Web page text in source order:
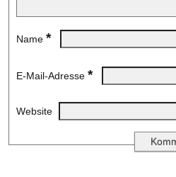
Name *
E-Mail-Adresse *
Website